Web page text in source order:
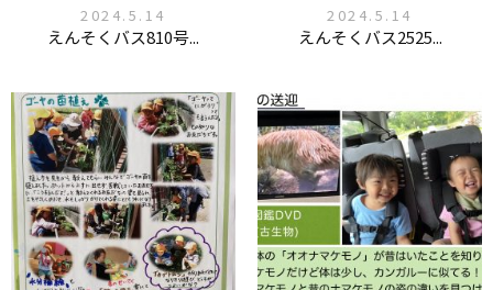
2024.5.14
えんそくバス810号...
2024.5.14
えんそくバス2525...